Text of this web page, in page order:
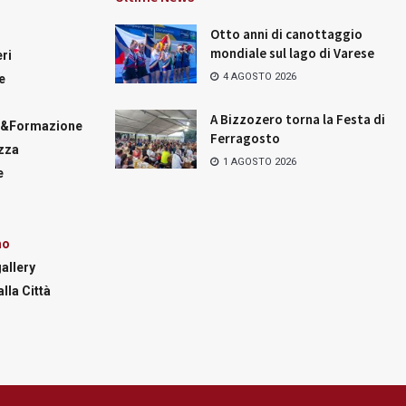
Città
Otto anni di canottaggio
mondiale sul lago di Varese
4 AGOSTO 2026
A Bizzozero torna la Festa di
Ferragosto
1 AGOSTO 2026